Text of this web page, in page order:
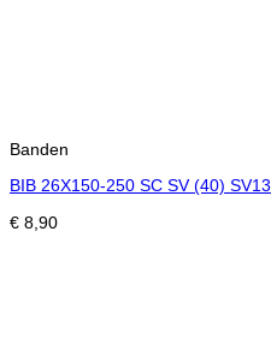
Banden
BIB 26X150-250 SC SV (40) SV13
€ 8,90